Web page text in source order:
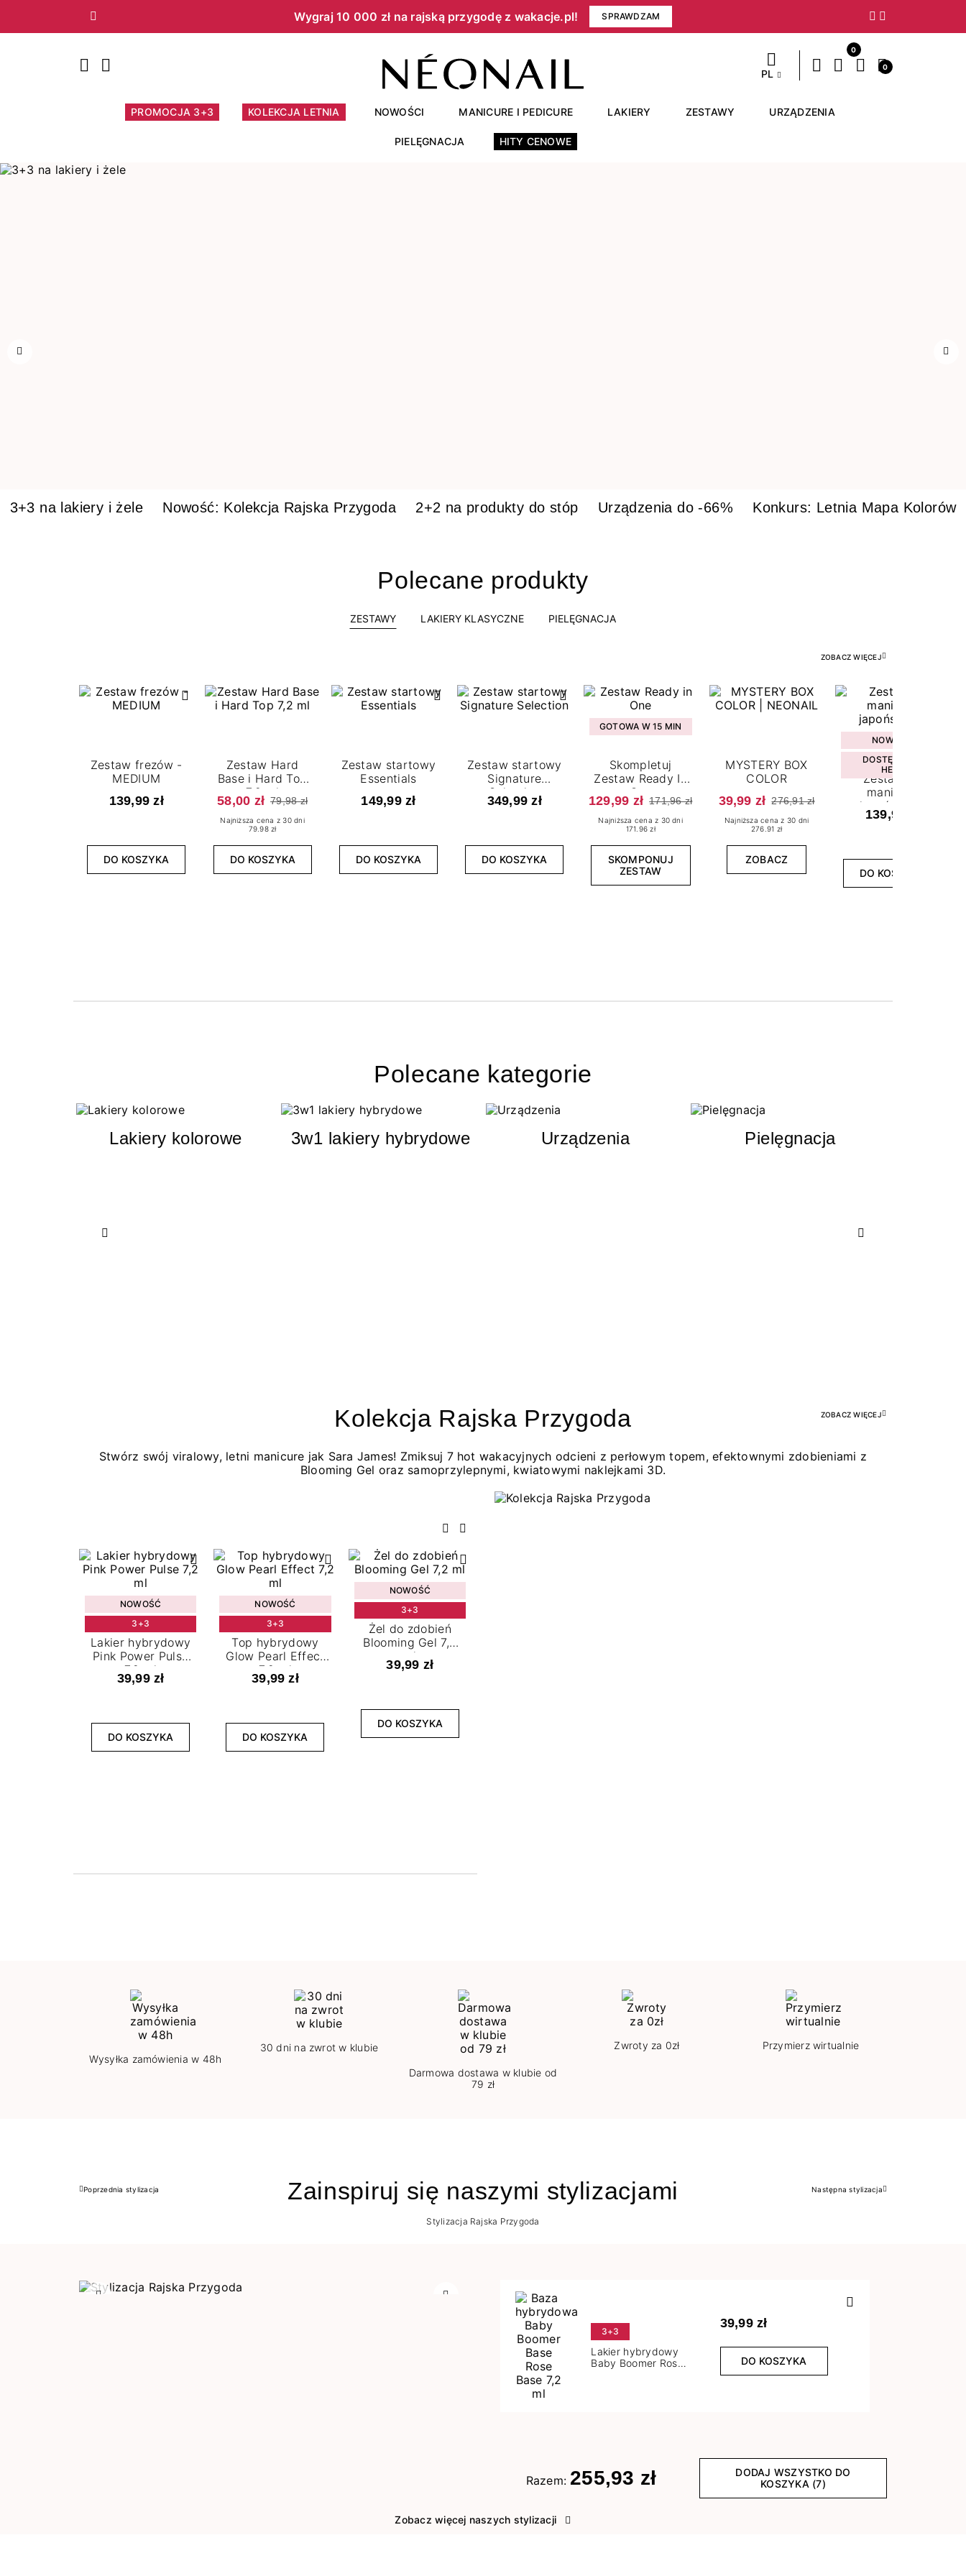
Wygraj 10 000 zł na rajską przygodę z wakacje.pl!​ SPRAWDZAM
Poprzedni Następny
PL
0
0
PROMOCJA 3+3 KOLEKCJA LETNIA NOWOŚCI MANICURE I PEDICURE LAKIERY ZESTAWY URZĄDZENIA
PIELĘGNACJA HITY CENOWE
3+3 na lakiery i żele Nowość: Kolekcja Rajska Przygoda 2+2 na produkty do stóp Urządzenia do -66% Konkurs: Letnia Mapa Kolorów
Polecane produkty
ZESTAWY LAKIERY KLASYCZNE PIELĘGNACJA
ZOBACZ WIĘCEJ
Zestaw frezów -
MEDIUM
139,99 zł
DO KOSZYKA
Zestaw Hard
Base i Hard Top
7,2 ml
58,00 zł 79,98 zł
Najniższa cena z 30 dni
79.98 zł
DO KOSZYKA
Zestaw startowy
Essentials
149,99 zł
DO KOSZYKA
Zestaw startowy
Signature
Selection
349,99 zł
DO KOSZYKA
GOTOWA W 15 MIN
Skompletuj
Zestaw Ready In
One
129,99 zł 171,96 zł
Najniższa cena z 30 dni
171.96 zł
SKOMPONUJ
ZESTAW
MYSTERY BOX
COLOR
39,99 zł 276,91 zł
Najniższa cena z 30 dni
276.91 zł
ZOBACZ
NOWOŚĆ
DOSTĘPNY W
HEBE
Zestaw do
manicure
japońskiego
139,99 zł
DO KOSZYKA
Polecane kategorie
Lakiery kolorowe 3w1 lakiery hybrydowe Urządzenia Pielęgnacja
Kolekcja Rajska Przygoda ZOBACZ WIĘCEJ
Stwórz swój viralowy, letni manicure jak Sara James! Zmiksuj 7 hot wakacyjnych odcieni z perłowym topem, efektownymi zdobieniami z
Blooming Gel oraz samoprzylepnymi, kwiatowymi naklejkami 3D.
Poprzedni
Następny
NOWOŚĆ
3+3
Lakier hybrydowy
Pink Power Pulse
7,2 ml
39,99 zł
DO KOSZYKA
NOWOŚĆ
3+3
Top hybrydowy
Glow Pearl Effect
7,2 ml
39,99 zł
DO KOSZYKA
NOWOŚĆ
3+3
Żel do zdobień
Blooming Gel 7,2
ml
39,99 zł
DO KOSZYKA
Wysyłka zamówienia w 48h
30 dni na zwrot w klubie
Darmowa dostawa w klubie od
79 zł
Zwroty za 0zł Przymierz wirtualnie
Zainspiruj się naszymi stylizacjami
Poprzedni
Poprzednia stylizacja Następny
Następna stylizacja
Stylizacja Rajska Przygoda
3+3
Lakier hybrydowy
Baby Boomer Rose
39,99 zł
DO KOSZYKA
Razem: 255,93 zł
DODAJ WSZYSTKO DO
KOSZYKA (7)
Zobacz więcej naszych stylizacji